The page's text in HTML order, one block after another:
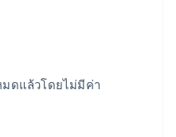
มดแล้วโดยไม่มีค่า